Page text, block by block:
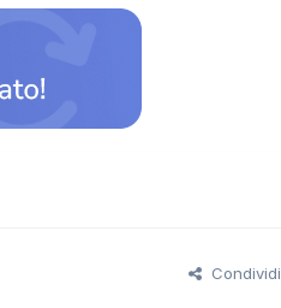
Condividi